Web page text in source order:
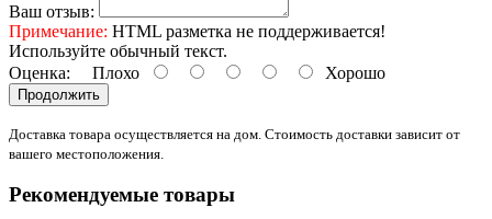
Ваш отзыв:
Примечание: HTML разметка не поддерживается!
Используйте обычный текст.
Оценка: Плохо Хорошо
Продолжить
Доставка товара осуществляется на дом. Стоимость доставки зависит от
вашего местоположения.
Рекомендуемые товары